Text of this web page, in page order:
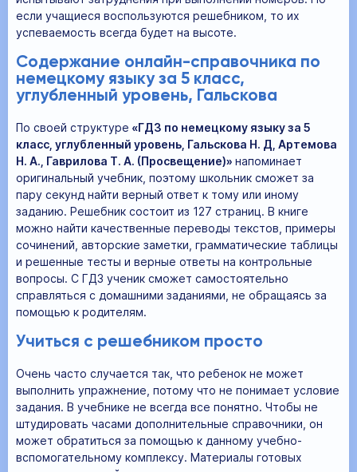
если учащиеся воспользуются решебником, то их
успеваемость всегда будет на высоте.
Содержание онлайн-справочника по
немецкому языку за 5 класс,
углубленный уровень, Гальскова
По своей структуре «ГДЗ по немецкому языку за 5
класс, углубленный уровень, Гальскова Н. Д, Артемова
Н. А., Гаврилова Т. А. (Просвещение)» напоминает
оригинальный учебник, поэтому школьник сможет за
пару секунд найти верный ответ к тому или иному
заданию. Решебник состоит из 127 страниц. В книге
можно найти качественные переводы текстов, примеры
сочинений, авторские заметки, грамматические таблицы
и решенные тесты и верные ответы на контрольные
вопросы. С ГДЗ ученик сможет самостоятельно
справляться с домашними заданиями, не обращаясь за
помощью к родителям.
Учиться с решебником просто
Очень часто случается так, что ребенок не может
выполнить упражнение, потому что не понимает условие
задания. В учебнике не всегда все понятно. Чтобы не
штудировать часами дополнительные справочники, он
может обратиться за помощью к данному учебно-
вспомогательному комплексу. Материалы готовых